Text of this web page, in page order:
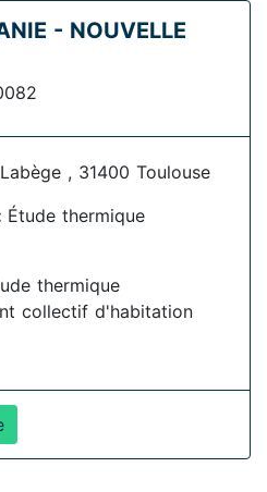
- NOUVELLE
, 31400 Toulouse
Étude thermique
thermique
collectif d'habitation